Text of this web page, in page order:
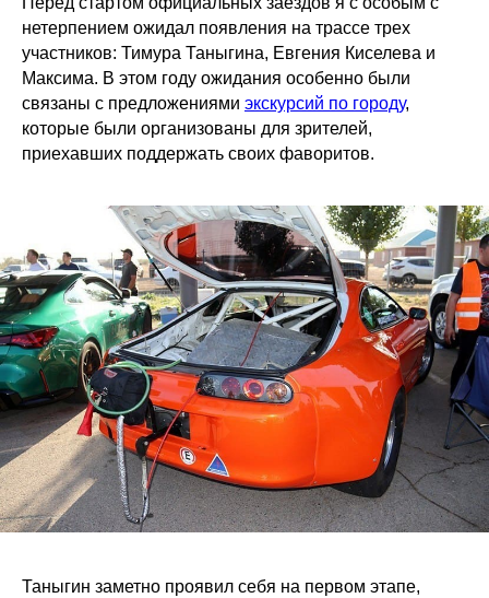
нетерпением ожидал появления на трассе трех
участников: Тимура Таныгина, Евгения Киселева и
Максима. В этом году ожидания особенно были
связаны с предложениями экскурсий по городу,
которые были организованы для зрителей,
приехавших поддержать своих фаворитов.
Таныгин заметно проявил себя на первом этапе,